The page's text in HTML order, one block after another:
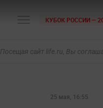
КУБОК РОССИИ —
Посещая сайт life.ru, Вы
25 мая, 16:55